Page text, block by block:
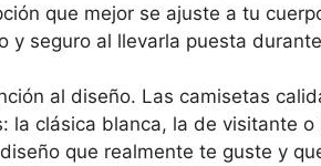
que mejor se ajuste a tu
y seguro al llevarla puesta
al diseño. Las camisetas
la clásica blanca, la de visitante o
que realmente te guste y